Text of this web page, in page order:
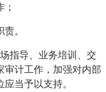
。
导、业务培训、交
审计工作，加强对内部
当予以支持。